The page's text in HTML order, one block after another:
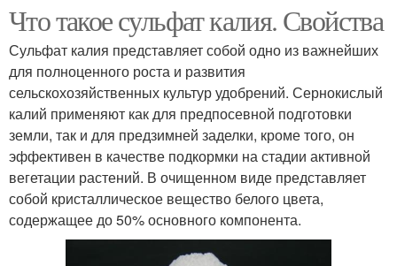
Что такое сульфат калия. Свойства
Сульфат калия представляет собой одно из важнейших
для полноценного роста и развития
сельскохозяйственных культур удобрений. Сернокислый
калий применяют как для предпосевной подготовки
земли, так и для предзимней заделки, кроме того, он
эффективен в качестве подкормки на стадии активной
вегетации растений. В очищенном виде представляет
собой кристаллическое вещество белого цвета,
содержащее до 50% основного компонента.